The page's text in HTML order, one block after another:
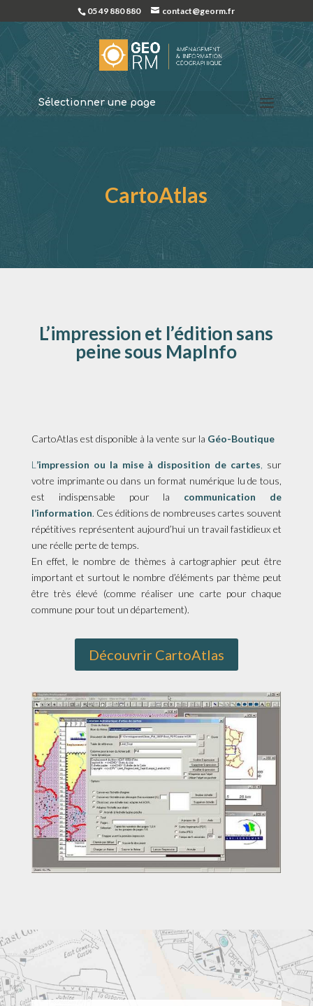
05 49 880 880 contact@georm.fr
Sélectionner une page
CartoAtlas
L’impression et l’édition sans
peine sous MapInfo
CartoAtlas est disponible à la vente sur la Géo-Boutique
L ’impression ou la mise à disposition de cartes
sur
votre imprimante ou dans un format numérique lu de tous,
est indispensable pour la communication de
l’information. Ces éditions de nombreuses cartes souvent
répétitives représentent aujourd’hui un travail fastidieux et
une réelle perte de temps.
En effet, le nombre de thèmes à cartographier peut être
important et surtout le nombre d’éléments par thème peut
être très élevé (comme réaliser une carte pour chaque
commune pour tout un département).
Découvrir CartoAtlas